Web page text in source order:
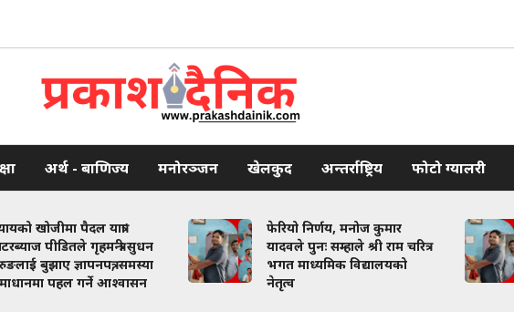
अर्थ - बाणिज्य मनोरञ्जन खेलकुद अन्तर्राष्ट्रिय फोटो ग्यालरी
खोजीमा पैदल यात्रा’
पीडितले गृहमन्त्री सुधन
बुझाए ज्ञापनपत्र, समस्या
पहल गर्ने आश्वासन
फेरियो निर्णय, मनोज कुमार
यादवले पुनः सम्हाले श्री राम चरित्र
भगत माध्यमिक विद्यालयको
नेतृत्व